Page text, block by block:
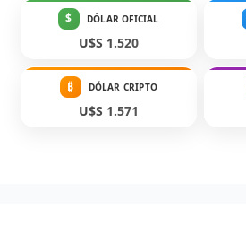
$ DÓLAR OFICIAL
U$S 1.520
₿ DÓLAR CRIPTO
U$S 1.571